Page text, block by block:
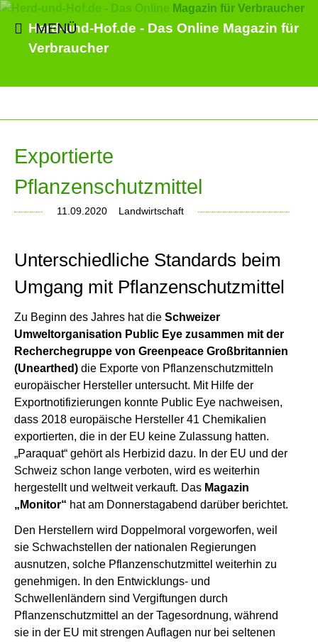
Herd-und-Hof.de - Das Online Magazin für
Verbraucher
MENÜ
Exportierte
Pflanzenschutzmittel
11.09.2020 Landwirtschaft
Unterschiedliche Standards beim
Umgang mit Pflanzenschutzmittel
Zu Beginn des Jahres hat die Schweizer
Umweltorganisation Public Eye zusammen mit der
Recherchegruppe von Greenpeace Großbritannien
(Unearthed) die Exporte von Pflanzenschutzmitteln
europäischer Hersteller untersucht. Mit Hilfe der
Exportnotifizierungen konnte Public Eye nachweisen,
dass 2018 europäische Hersteller 41 Chemikalien
exportierten, die in der EU keine Zulassung hatten.
„Paraquat“ gehört als Herbizid dazu. In der EU und der
Schweiz schon lange verboten, wird es weiterhin
hergestellt und weltweit verkauft. Das Magazin
„Monitor“ hat am Donnerstagabend darüber berichtet.
Den Herstellern wird Doppelmoral vorgeworfen, weil
sie Schwachstellen der nationalen Regierungen
ausnutzen, solche Pflanzenschutzmittel weiterhin zu
genehmigen. In den Entwicklungs- und
Schwellenländern sind Vergiftungen durch
Pflanzenschutzmittel an der Tagesordnung, während
sie in der EU mit strengen Auflagen nur bei seltenen